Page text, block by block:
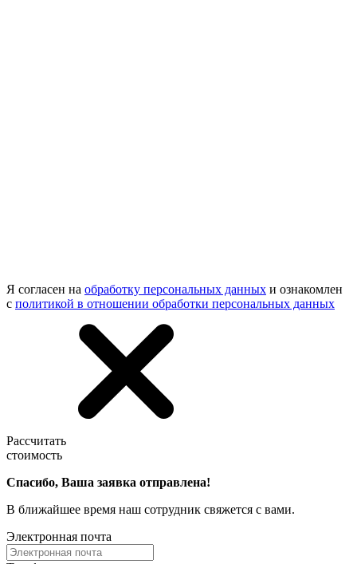
Я согласен на обработку персональных данных и ознакомлен
с политикой в отношении обработки персональных данных
Рассчитать
стоимость
Спасибо, Ваша заявка отправлена!
В ближайшее время наш сотрудник свяжется с вами.
Электронная почта